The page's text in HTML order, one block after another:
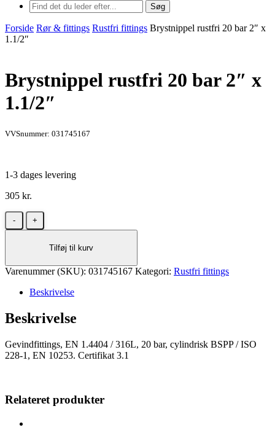
Søg
Forside Rør & fittings Rustfri fittings Brystnippel rustfri 20 bar 2″ x
1.1/2″
Brystnippel rustfri 20 bar 2″ x
1.1/2″
VVSnummer: 031745167
1-3 dages levering
305 kr.
Brystnippel
rustfri
x
antal
Tilføj til kurv
Varenummer (SKU): 031745167 Kategori: Rustfri fittings
Beskrivelse
Beskrivelse
Gevindfittings, EN 1.4404 / 316L, 20 bar, cylindrisk BSPP / ISO
228-1, EN 10253. Certifikat 3.1
Relateret produkter